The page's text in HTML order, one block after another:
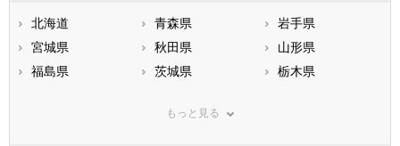
北海道 青森県
岩手県
宮城県
秋田県
山形県
福島県
茨城県
栃木県
神奈川県
もっと見る